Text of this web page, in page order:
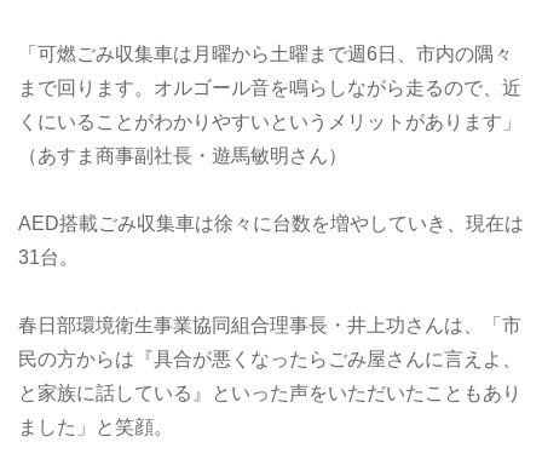
「可燃ごみ収集車は月曜から土曜まで週6日、市内の隅々
まで回ります。オルゴール音を鳴らしながら走るので、近
くにいることがわかりやすいというメリットがあります」
（あすま商事副社長・遊馬敏明さん）
AED搭載ごみ収集車は徐々に台数を増やしていき、現在は
31台。
春日部環境衛生事業協同組合理事長・井上功さんは、「市
民の方からは『具合が悪くなったらごみ屋さんに言えよ、
と家族に話している』といった声をいただいたこともあり
ました」と笑顔。